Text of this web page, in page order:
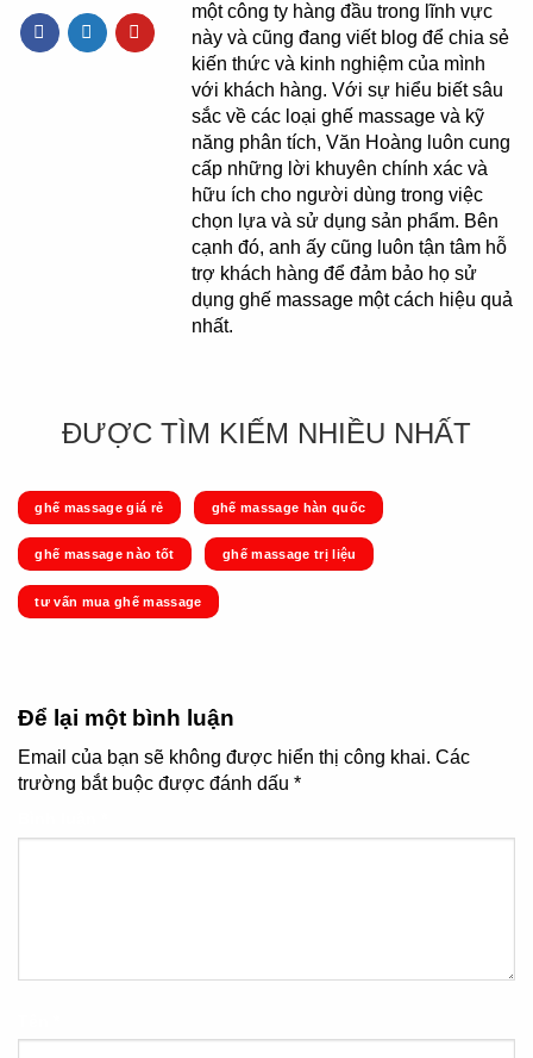
một công ty hàng đầu trong lĩnh vực
này và cũng đang viết blog để chia sẻ
kiến thức và kinh nghiệm của mình
với khách hàng. Với sự hiểu biết sâu
sắc về các loại ghế massage và kỹ
năng phân tích, Văn Hoàng luôn cung
cấp những lời khuyên chính xác và
hữu ích cho người dùng trong việc
chọn lựa và sử dụng sản phẩm. Bên
cạnh đó, anh ấy cũng luôn tận tâm hỗ
trợ khách hàng để đảm bảo họ sử
dụng ghế massage một cách hiệu quả
nhất.
ĐƯỢC TÌM KIẾM NHIỀU NHẤT
ghế massage giá rẻ ghế massage hàn quốc
ghế massage nào tốt ghế massage trị liệu
tư vấn mua ghế massage
Để lại một bình luận
Email của bạn sẽ không được hiển thị công khai. Các
trường bắt buộc được đánh dấu *